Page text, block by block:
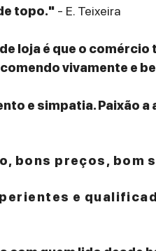
topo." - E. Teixeira
loja é que o
vivamente e
e simpatia. Paixão
bons preços, bom
e